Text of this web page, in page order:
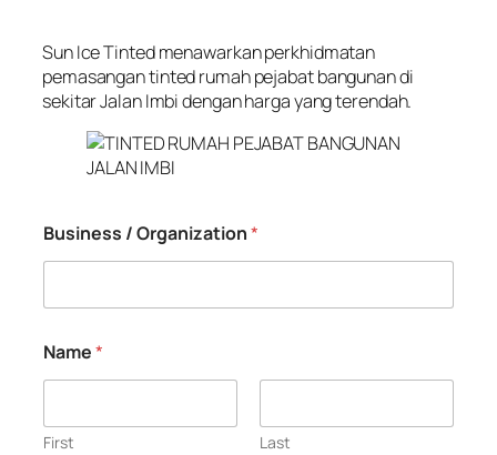
Sun Ice Tinted menawarkan perkhidmatan
pemasangan tinted rumah pejabat bangunan di
sekitar Jalan Imbi dengan harga yang terendah.
Business / Organization*
Name*
First Last